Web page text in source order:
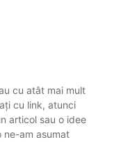
cu atât mai mult
cu link, atunci
articol sau o idee
ne-am asumat